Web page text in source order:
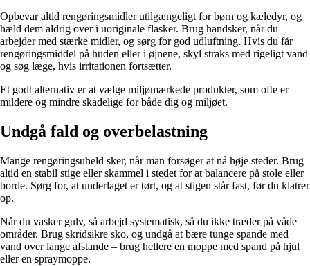
Opbevar altid rengøringsmidler utilgængeligt for børn og kæledyr, og
hæld dem aldrig over i uoriginale flasker. Brug handsker, når du
arbejder med stærke midler, og sørg for god udluftning. Hvis du får
rengøringsmiddel på huden eller i øjnene, skyl straks med rigeligt vand
og søg læge, hvis irritationen fortsætter.
Et godt alternativ er at vælge miljømærkede produkter, som ofte er
mildere og mindre skadelige for både dig og miljøet.
Undgå fald og overbelastning
Mange rengøringsuheld sker, når man forsøger at nå høje steder. Brug
altid en stabil stige eller skammel i stedet for at balancere på stole eller
borde. Sørg for, at underlaget er tørt, og at stigen står fast, før du klatrer
op.
Når du vasker gulv, så arbejd systematisk, så du ikke træder på våde
områder. Brug skridsikre sko, og undgå at bære tunge spande med
vand over lange afstande – brug hellere en moppe med spand på hjul
eller en spraymoppe.